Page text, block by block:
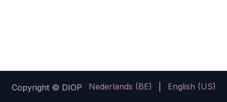
Copyright © DIOP Nederlands (BE) English (US)